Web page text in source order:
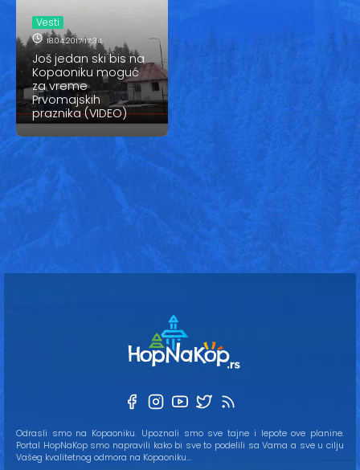
Vesti
18.04.2017 17:34
Još jedan ski bis na
Kopaoniku moguć
za vreme
Prvomajskih
praznika (VIDEO)
Odrasli smo na Kopaoniku. Upoznali smo sve tajne i lepote ove planine.
Portal HopNaKop smo napravili kako bi sve to podelili sa Vama a sve u cilju
Vašeg kvalitetnog odmora na Kopaoniku...